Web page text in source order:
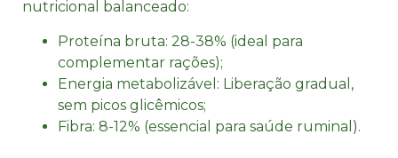
nutricional balanceado:
Proteína bruta: 28-38% (ideal para
complementar rações);
Energia metabolizável: Liberação gradual,
sem picos glicêmicos;
Fibra: 8-12% (essencial para saúde ruminal)​.